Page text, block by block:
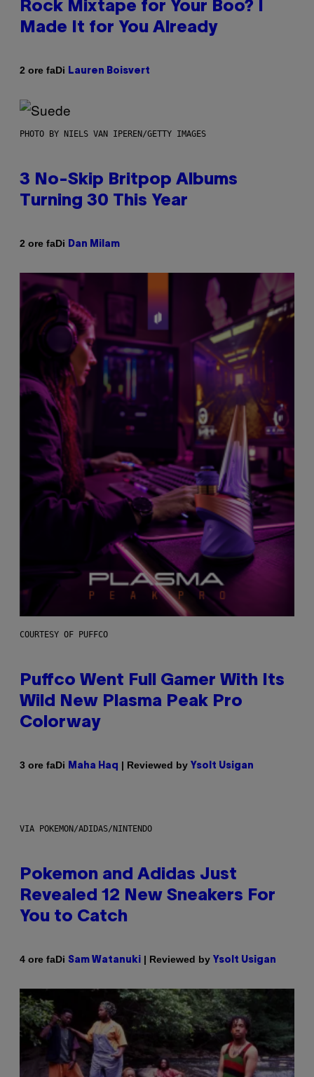
Rock Mixtape for Your Boo? I
Made It for You Already
2 ore faDi Lauren Boisvert
PHOTO BY NIELS VAN IPEREN/GETTY IMAGES
3 No-Skip Britpop Albums
Turning 30 This Year
2 ore faDi Dan Milam
COURTESY OF PUFFCO
Puffco Went Full Gamer With Its
Wild New Plasma Peak Pro
Colorway
3 ore faDi Maha Haq | Reviewed by Ysolt Usigan
VIA POKEMON/ADIDAS/NINTENDO
Pokemon and Adidas Just
Revealed 12 New Sneakers For
You to Catch
4 ore faDi Sam Watanuki | Reviewed by Ysolt Usigan